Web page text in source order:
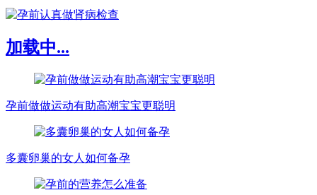
加载中...
孕前做做运动有助高潮宝宝更聪明
多囊卵巢的女人如何备孕